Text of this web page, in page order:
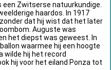
een Zwitserse natuurkundige.
haardos. In 1917
dat hij wist dat het later
Auguste was
het diepst was geweest. In
waarmee hij een hoogte
wilde hij het record
hij voor het eiland Ponza tot